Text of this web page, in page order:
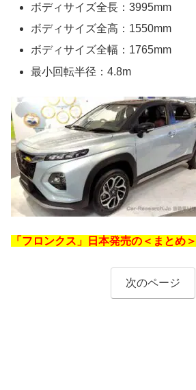
ボディサイズ全長：3995mm
ボディサイズ全高：1550mm
ボディサイズ全幅：1765mm
最小回転半径：4.8m
「フロンクス」日本発売の＜まとめ
次のページ